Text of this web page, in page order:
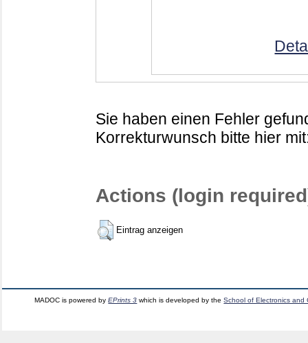
Sie haben einen Fehler
Korrekturwunsch bitte hier
Actions (login
Eintrag anzeigen
MADOC is powered byEPrints 3 which is developed by theSchool of Electronics and